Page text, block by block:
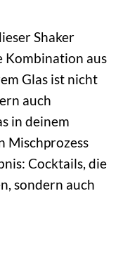
Shaker
Kombination aus
Glas ist nicht
auch
in deinem
Mischprozess
Cocktails, die
sondern auch